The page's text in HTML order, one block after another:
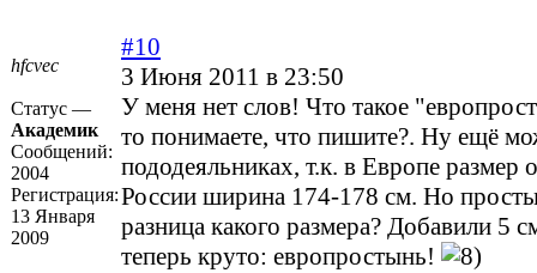
hfcvec
Статус —
Академик
Сообщений:
2004
Регистрация:
13 Января
2009
#10
3 Июня 2011 в 23:50
У меня нет слов! Что такое
то понимаете, что пишите?. Ну ещё
пододеяльниках, т.к. в Европе размер
России ширина 174-178 см. Но
разница какого размера? Добавили 5
теперь круто: европростынь!